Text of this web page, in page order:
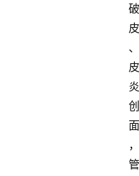
破
皮
、
皮
炎
创
面
，
管